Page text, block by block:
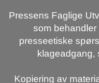
Pressens Faglige
som behandler
presseetiske
klageadgang,
Kopiering av